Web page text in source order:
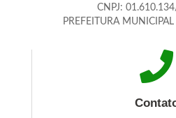
CNPJ:
PREFEITURA